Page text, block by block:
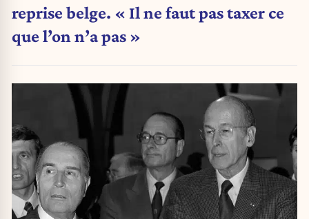
reprise belge. « Il ne faut pas taxer ce
que l’on n’a pas »